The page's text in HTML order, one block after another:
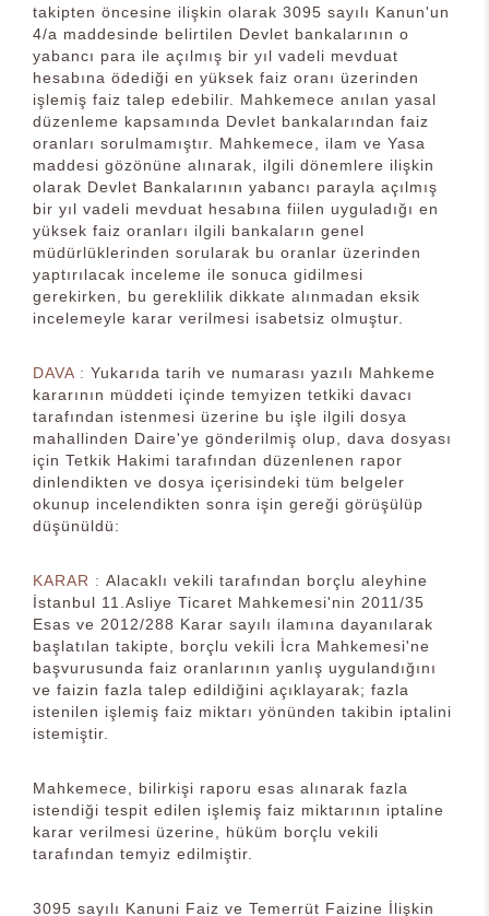
takipten öncesine ilişkin olarak 3095 sayılı Kanun'un
4/a maddesinde belirtilen Devlet bankalarının o
yabancı para ile açılmış bir yıl vadeli mevduat
hesabına ödediği en yüksek faiz oranı üzerinden
işlemiş faiz talep edebilir. Mahkemece anılan yasal
düzenleme kapsamında Devlet bankalarından faiz
oranları sorulmamıştır. Mahkemece, ilam ve Yasa
maddesi gözönüne alınarak, ilgili dönemlere ilişkin
olarak Devlet Bankalarının yabancı parayla açılmış
bir yıl vadeli mevduat hesabına fiilen uyguladığı en
yüksek faiz oranları ilgili bankaların genel
müdürlüklerinden sorularak bu oranlar üzerinden
yaptırılacak inceleme ile sonuca gidilmesi
gerekirken, bu gereklilik dikkate alınmadan eksik
incelemeyle karar verilmesi isabetsiz olmuştur.
DAVA : Yukarıda tarih ve numarası yazılı Mahkeme
kararının müddeti içinde temyizen tetkiki davacı
tarafından istenmesi üzerine bu işle ilgili dosya
mahallinden Daire'ye gönderilmiş olup, dava dosyası
için Tetkik Hakimi tarafından düzenlenen rapor
dinlendikten ve dosya içerisindeki tüm belgeler
okunup incelendikten sonra işin gereği görüşülüp
düşünüldü:
KARAR : Alacaklı vekili tarafından borçlu aleyhine
İstanbul 11.Asliye Ticaret Mahkemesi'nin 2011/35
Esas ve 2012/288 Karar sayılı ilamına dayanılarak
başlatılan takipte, borçlu vekili İcra Mahkemesi'ne
başvurusunda faiz oranlarının yanlış uygulandığını
ve faizin fazla talep edildiğini açıklayarak; fazla
istenilen işlemiş faiz miktarı yönünden takibin iptalini
istemiştir.
Mahkemece, bilirkişi raporu esas alınarak fazla
istendiği tespit edilen işlemiş faiz miktarının iptaline
karar verilmesi üzerine, hüküm borçlu vekili
tarafından temyiz edilmiştir.
3095 sayılı Kanuni Faiz ve Temerrüt Faizine İlişkin